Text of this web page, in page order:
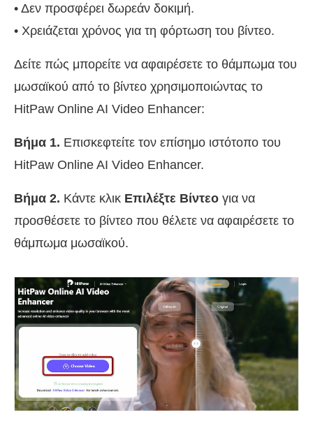
• Δεν προσφέρει δωρεάν δοκιμή.
• Χρειάζεται χρόνος για τη φόρτωση του βίντεο.
Δείτε πώς μπορείτε να αφαιρέσετε το θάμπωμα του
μωσαϊκού από το βίντεο χρησιμοποιώντας το
HitPaw Online AI Video Enhancer:
Βήμα 1. Επισκεφτείτε τον επίσημο ιστότοπο του
HitPaw Online AI Video Enhancer.
Βήμα 2. Κάντε κλικ Επιλέξτε Βίντεο για να
προσθέσετε το βίντεο που θέλετε να αφαιρέσετε το
θάμπωμα μωσαϊκού.